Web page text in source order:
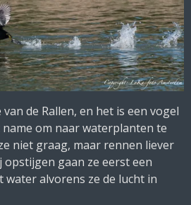
de Rallen, en het is een vogel
om naar waterplanten te
niet graag, maar rennen liever
gaan ze eerst een
alvorens ze de lucht in